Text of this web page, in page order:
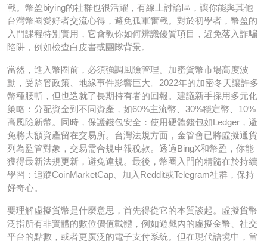
戰。幣盈biying的社群也很活躍，有線上討論區，讓你能與其他
台灣幣圈愛好者交流心得，避免孤軍奮戰。對於初學者，幣盈的
入門課程特別實用，它會教你如何辨識優質項目，避免落入詐騙
陷阱，例如檢查白皮書或團隊背景。
當然，進入幣圈前，必須強調風險管理。加密貨幣市場高度波
動，受監管政策、地緣事件影響巨大。2022年的加密冬天讓許多
幣種腰斬，但也造就了長期持有者的回報。建議新手採用多元化
策略：分配資金到不同資產，如60%主流幣、30%穩定幣、10%
高風險新幣。同時，保護錢包安全：使用硬體錢包如Ledger，避
免將大額資產留在交易所。台灣法規方面，金管會已將虛擬通貨
列為監管對象，交易需合規申報稅款。透過BingX和幣盈，你能
獲得最新法規更新，避免違規。最後，幣圈入門的精髓在於持續
學習：追蹤CoinMarketCap、加入Reddit或Telegram社群，保持
好奇心。
要理解虛擬貨幣是什麼意思，首先得從它的本質談起。虛擬貨幣
泛指所有非實體的數位價值載體，例如遊戲內的虛擬金幣、社交
平台的點數，或者更廣泛的電子支付系統。但在現代語境中，當